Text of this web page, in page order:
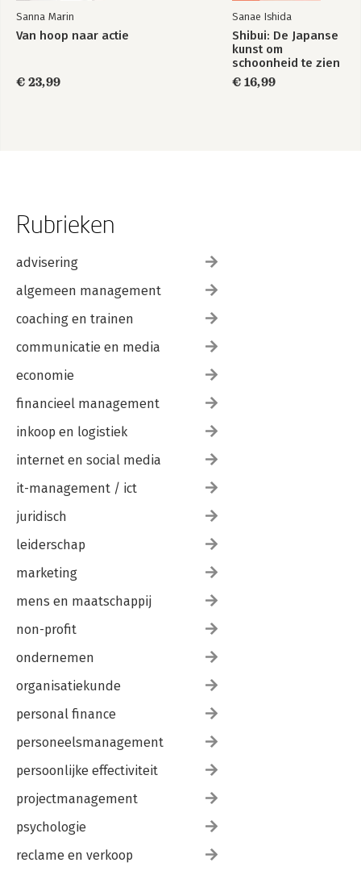
Sanna Marin
Van hoop naar actie
€ 23,99
Sanae Ishida
Shibui: De Japanse
kunst om
schoonheid te zien
in het ouder
worden
€ 16,99
Rubrieken
advisering
algemeen management
coaching en trainen
communicatie en media
economie
financieel management
inkoop en logistiek
internet en social media
it-management / ict
juridisch
leiderschap
marketing
mens en maatschappij
non-profit
ondernemen
organisatiekunde
personal finance
personeelsmanagement
persoonlijke effectiviteit
projectmanagement
psychologie
reclame en verkoop